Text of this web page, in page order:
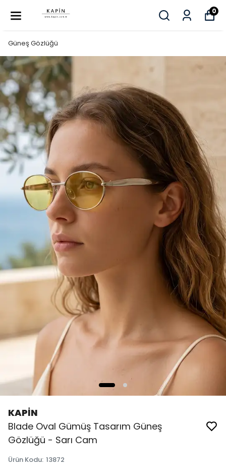
0
Güneş Gözlüğü
KAPİN
Blade Oval Gümüş Tasarım Güneş
Gözlüğü - Sarı Cam
Ürün Kodu: 13872